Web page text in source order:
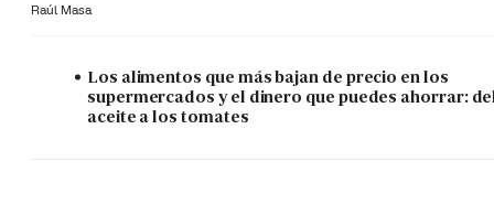
Raúl Masa
Los alimentos que más bajan de precio en los
supermercados y el dinero que puedes ahorrar:
aceite a los tomates